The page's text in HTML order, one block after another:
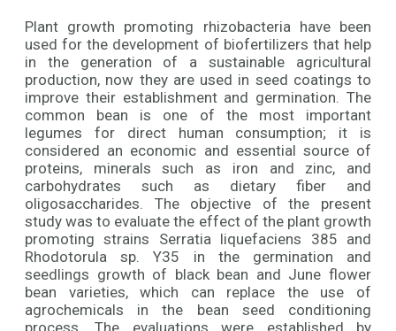
Plant growth promoting rhizobacteria have been
used for the development of biofertilizers that help
in the generation of a sustainable agricultural
production, now they are used in seed coatings to
improve their establishment and germination. The
common bean is one of the most important
legumes for direct human consumption; it is
considered an economic and essential source of
proteins, minerals such as iron and zinc, and
carbohydrates such as dietary fiber and
oligosaccharides. The objective of the present
study was to evaluate the effect of the plant growth
promoting strains Serratia liquefaciens 385 and
Rhodotorula sp. Y35 in the germination and
seedlings growth of black bean and June flower
bean varieties, which can replace the use of
agrochemicals in the bean seed conditioning
process. The evaluations were established by